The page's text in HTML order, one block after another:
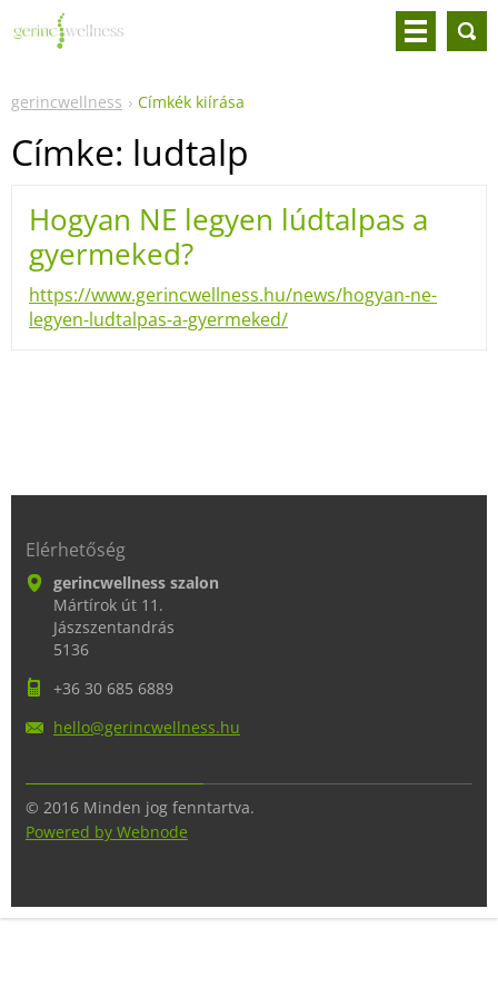
gerincwellness Címkék kiírása
Címke: ludtalp
Hogyan NE legyen lúdtalpas a
gyermeked?
https://www.gerincwellness.hu/news/hogyan-ne-
legyen-ludtalpas-a-gyermeked/
Elérhetőség
gerincwellness szalon
Mártírok út 11.
Jászszentandrás
5136
+36 30 685 6889
hello@gerincwellness.hu
© 2016 Minden jog fenntartva.
Powered by Webnode